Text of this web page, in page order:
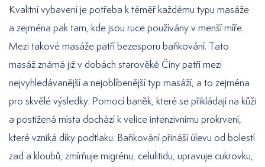
Kvalitní vybavení je potřeba k téměř každému typu masáže
a zejména pak tam, kde jsou ruce používány v menší míře.
Mezi takové masáže patří bezesporu baňkování. Tato
masáž známá již v dobách starověké Číny patří mezi
nejvyhledávanější a nejoblíbenější typ masáží, a to zejména
pro skvělé výsledky. Pomocí baněk, které se přikládají na kůži
a postižená místa dochází k velice intenzivnímu prokrvení,
které vzniká díky podtlaku. Baňkování přináší úlevu od bolestí
zad a kloubů, zmírňuje migrénu, celulitidu, upravuje cukrovku,